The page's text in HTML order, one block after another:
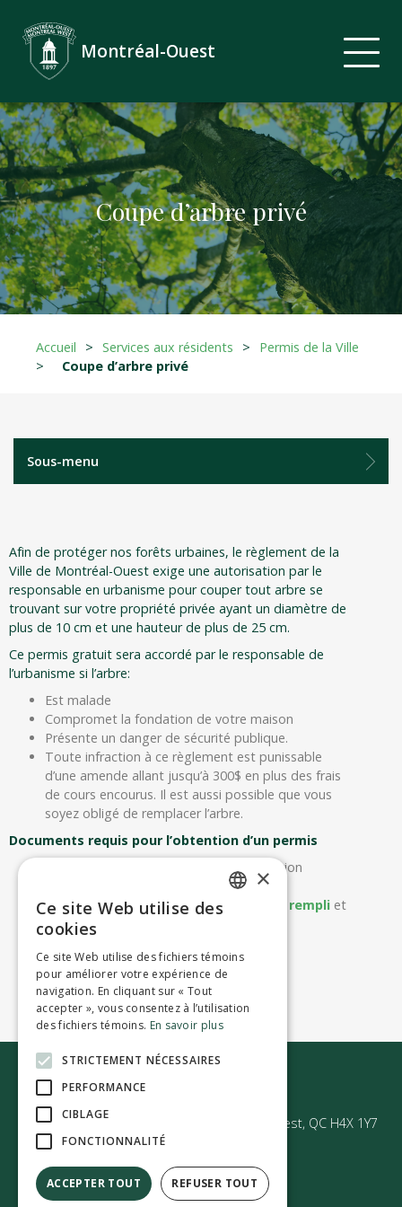
Coupe d’arbre privé
Montréal-Ouest
Accueil > Services aux résidents >
Permis de la Ville
>
Coupe d’arbre privé
Sous-menu
Afin de protéger nos forêts urbaines, le règlement de la
Ville de Montréal-Ouest exige une autorisation par le
responsable en urbanisme pour couper tout arbre se
trouvant sur votre propriété privée ayant un diamètre de
plus de 10 cm et une hauteur de plus de 25 cm.
Ce permis gratuit sera accordé par le responsable de
l’urbanisme si l’arbre:
Est malade
Compromet la fondation de votre maison
Présente un danger de sécurité publique.
Toute infraction à ce règlement est punissable
d’une amende allant jusqu’à 300$ en plus des frais
de cours encourus. Il est aussi possible que vous
soyez obligé de remplacer l’arbre.
Documents requis pour l’obtention d’un permis
Une copie de votre certificat de localisation
indiquant l’emplacement de l’arbre
Le formulaire de demande de permis rempli et
une estimation des coûts des travaux
Photos de l’arbre à couper
Nous joindre
50 Avenue Westminster Sud | Montréal-Ouest, QC H4X 1Y7
×
Ce site Web utilise des
cookies
Ce site Web utilise des fichiers témoins
pour améliorer votre expérience de
navigation. En cliquant sur « Tout
accepter », vous consentez à l’utilisation
des fichiers témoins. En savoir plus
STRICTEMENT NÉCESSAIRES
PERFORMANCE
CIBLAGE
FONCTIONNALITÉ
ACCEPTER TOUT REFUSER TOUT